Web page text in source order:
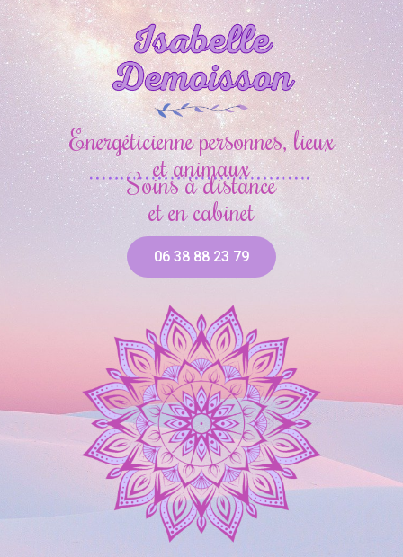
Energéticienne personnes, lieux
et animaux
Soins à distance
et en cabinet
06 38 88 23 79